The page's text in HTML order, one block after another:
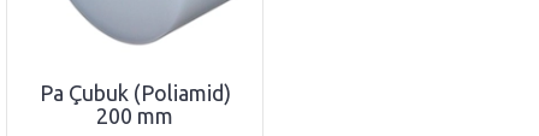
Pa Çubuk (Poliamid)
200 mm